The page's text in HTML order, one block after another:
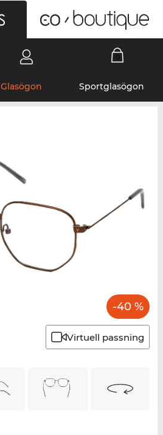
Glasögon Sportglasögon
-40 %
Virtuell passning